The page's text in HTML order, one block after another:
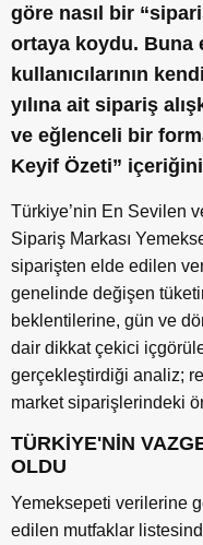
göre nasıl bir “sipari
ortaya koydu. Buna
kullanıcılarının
yılına ait sipariş alış
ve eğlenceli bir
Keyif Özeti” içeriğ
Türkiye’nin En Sevilen
Sipariş Markası
siparişten elde edilen
genelinde değişen tü
beklentilerine, gün ve dö
dair dikkatçekici içgörü
gerçekleştirdiği analiz;
market sipariş lerindeki ö
TÜRKİYE'NİN
OLDU
Yemeksepeti verilerine g
edilen mutfaklar